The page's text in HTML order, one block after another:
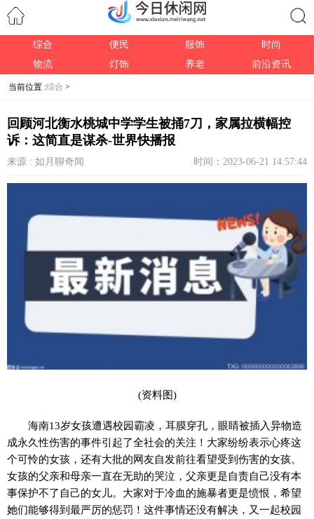
综合 便民 服饰
时尚
物流
灯饰 养老 前沿资讯
当前位置 :综合 >
回顾河北衡水桃城中学学生被捅7刀，家属拉横幅控
诉：这简直是谋杀-世界快播报
来源 : 如月聊奇闻 时间：2023-06-21 14:57:44
(资料图)
海南13岁女孩遭遇校园霸凌，耳膜穿孔，眼睛被插入异物造
成永久性伤害的事件引起了全社会的关注！大家纷纷表示心疼这
个可怜的女孩，还有大批的网友自发前往看望受到伤害的女孩。
女孩的父亲和母亲一直在无助的哭泣，父亲更是自责自己没有本
事保护不了自己的女儿。大家对于冷血的施暴者更是愤恨，希望
她们能够得到最严厉的惩罚！这件事情还没有解决，又一起校园